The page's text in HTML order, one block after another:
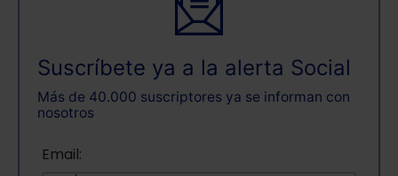
Suscríbete ya a la alerta Social
Más de 40.000 suscriptores ya se informan con
nosotros
Email: